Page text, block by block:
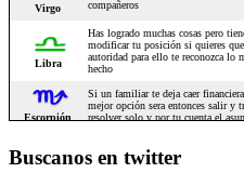
Buscanos en twitter